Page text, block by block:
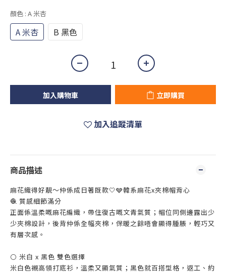
顏色 : A 米杏
A 米杏 B 黑色
加入購物車 立即購買
加入追蹤清單
商品描述
麻花織得好靚～仲係成日著既款🤍🩶韓系麻花x夾棉帽背心
🧶 質感細節滿分
正面係溫柔嘅麻花編織，帶住復古嘅文青氣質；帽位同側邊露出少
少夾棉設計，後背仲係全幅夾棉，保暖之餘唔會顯得腫脹，輕巧又
有層次感。
⚪ 米白 x 黑色 雙色選擇
米白色襯高領打底衫，溫柔又顯氣質；黑色就百搭型格，返工、約